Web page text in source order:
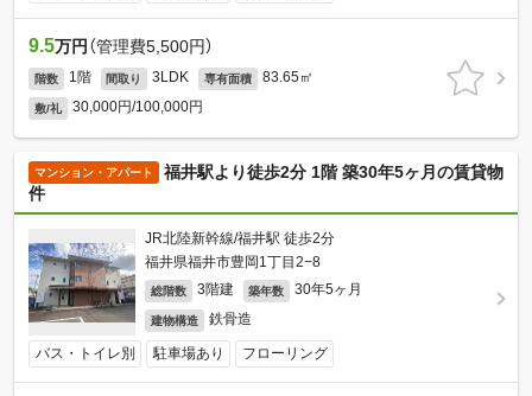
9.5万円 （管理費5,500円）
階数 1階 間取り 3LDK 専有面積 83.65㎡
敷/礼 30,000円/100,000円
マンション・アパート
福井駅より徒歩2分 1階 築30年5ヶ月の賃貸物
件
JR北陸新幹線/福井駅 徒歩2分
福井県福井市豊岡1丁目2−8
総階数 3階建 築年数 30年5ヶ月
建物構造 鉄骨造
バス・トイレ別 駐車場あり フローリング